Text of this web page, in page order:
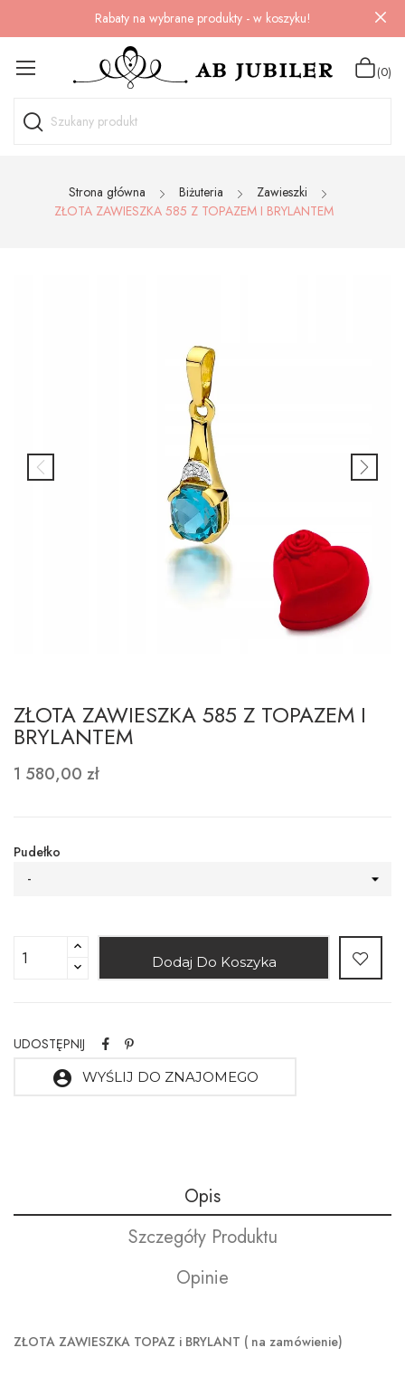
Rabaty na wybrane produkty - w koszyku!
(0)
Strona główna Biżuteria
Zawieszki
ZŁOTA ZAWIESZKA 585 Z TOPAZEM I BRYLANTEM
ZŁOTA ZAWIESZKA 585 Z TOPAZEM I
BRYLANTEM
1 580,00 zł
Pudełko
-
Dodaj Do Koszyka
UDOSTĘPNIJ
account_circle WYŚLIJ DO ZNAJOMEGO
Opis
Szczegóły Produktu
Opinie
ZŁOTA ZAWIESZKA TOPAZ i BRYLANT ( na zamówienie)